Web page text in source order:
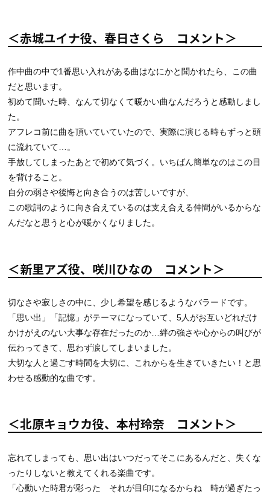
＜赤城ユイナ役、春日さくら コメント＞
作中曲の中で1番思い入れがある曲はなにかと聞かれたら、この曲
だと思います。
初めて聞いた時、なんて切なくて暖かい曲なんだろうと感動しまし
た。
アフレコ前に曲を頂いていていたので、実際に演じる時もずっと頭
に流れていて…。
手放してしまったあとで初めて気づく。いちばん簡単なのはこの目
を背けること。
自分の弱さや後悔と向き合うのは苦しいですが、
この歌詞のように向き合えているのは支え合える仲間がいるからな
んだなと思うと心が暖かくなりました。
＜新里アズ役、咲川ひなの コメント＞
切なさや寂しさの中に、少し希望を感じるようなバラードです。
「思い出」「記憶」がテーマになっていて、5人がお互いどれだけ
かけがえのない大事な存在だったのか…絆の強さや心からの叫びが
伝わってきて、思わず涙してしまいました。
大切な人と過ごす時間を大切に、これからを生きていきたい！と思
わせる感動的な曲です。
＜北原キョウカ役、本村玲奈 コメント＞
忘れてしまっても、思い出はいつだってそこにあるんだと、失くな
ったりしないと教えてくれる楽曲です。
「心動いた時君が彩った それが目印になるからね 時が過ぎたっ